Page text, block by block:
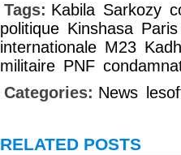
Tags: Kabila Sarkozy
politique Kinshasa Paris
internationale M23
militaire PNF
Categories: News
RELATED POSTS